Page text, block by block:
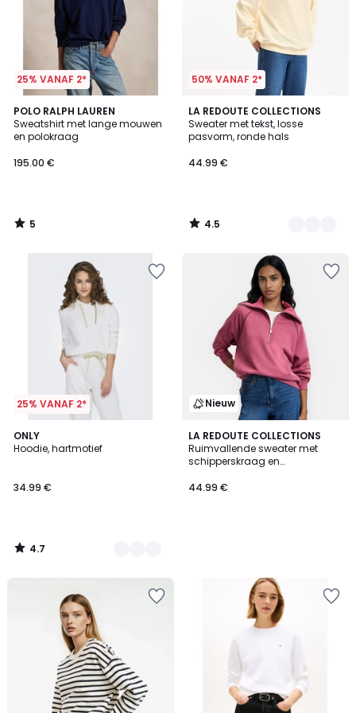
25% VANAF 2*
POLO RALPH LAUREN
Sweatshirt met lange mouwen
en polokraag
195.00 €
5
/
5
5
/
50% VANAF 2*
LA REDOUTE COLLECTIONS
Sweater met tekst, losse
pasvorm, ronde hals
44.99 €
4.5
/ 5
2
Kleuren
4.5
/
25% VANAF 2*
ONLY
Hoodie, hartmotief
34.99 €
4.7
/ 5
4
Kleuren
4.7
/
Nieuw
LA REDOUTE COLLECTIONS
Ruimvallende sweater met
schipperskraag en
44.99 €